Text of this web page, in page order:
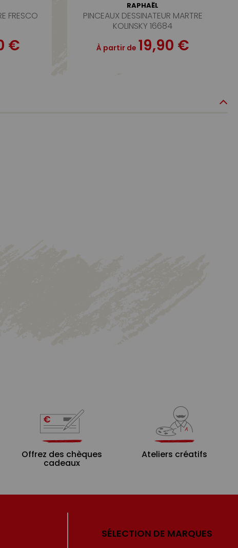
FRESCO
€
RAPHAËL
PINCEAUX DESSINATEUR MARTRE
KOLINSKY 16684
À partir de 19,90 €
Offrez des chèques
cadeaux
Ateliers créatifs
SÉLECTION DE MARQUES